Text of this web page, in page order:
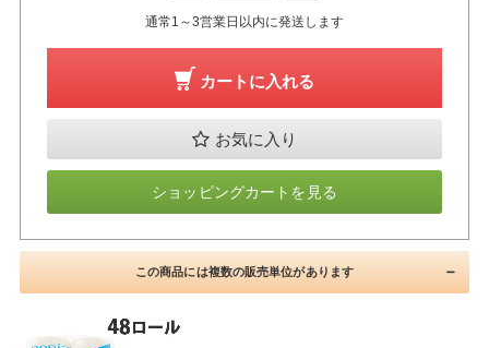
通常1～3営業日以内に発送します
カートに入れる
お気に入り
ショッピングカートを見る
この商品には複数の販売単位があります